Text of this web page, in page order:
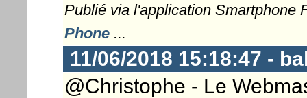
Publié via l'application Smartphone
Phone...
11/06/2018 15:18:47 -
@Christophe - Le